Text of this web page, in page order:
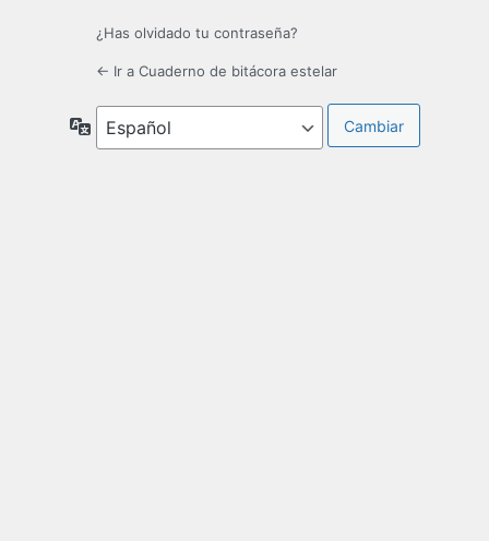
¿Has olvidado tu contraseña?
← Ir a Cuaderno de bitácora estelar
Idioma